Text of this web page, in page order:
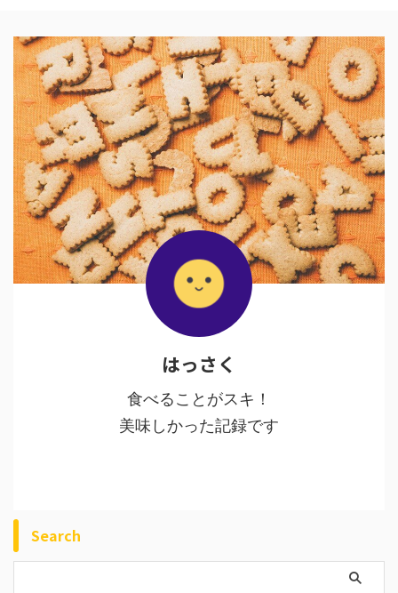
はっさく
食べることがスキ！
美味しかった記録です
Search